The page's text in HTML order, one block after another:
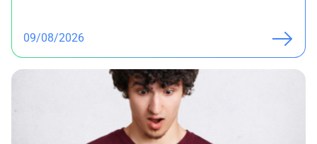
09/08/2026